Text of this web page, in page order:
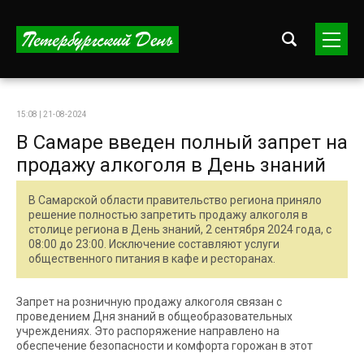
15:08 | 21-08-2024
В Самаре введен полный запрет на
продажу алкоголя в День знаний
В Самарской области правительство региона приняло
решение полностью запретить продажу алкоголя в
столице региона в День знаний, 2 сентября 2024 года, с
08:00 до 23:00. Исключение составляют услуги
общественного питания в кафе и ресторанах.
Запрет на розничную продажу алкоголя связан с
проведением Дня знаний в общеобразовательных
учреждениях. Это распоряжение направлено на
обеспечение безопасности и комфорта горожан в этот